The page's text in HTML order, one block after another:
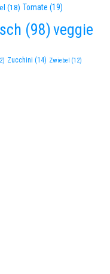
(18) Tomate (19)
(98)veggie
Zucchini (14) Zwiebel (12)